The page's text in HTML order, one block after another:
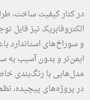
در کنار کیفیت ساخت،
الکتروفابریک نیز
و سوراخ‌های استاندارد
ایمن‌تر و بدون آسیب به
مدل‌هایی با رنگ‌بندی
در پروژه‌های پیچیده،